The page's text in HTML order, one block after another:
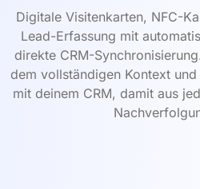
Digitale Visitenkarten, NFC-
Lead-Erfassung mit
direkte CRM-
dem vollständigen Kontext
mit deinem CRM, damit aus